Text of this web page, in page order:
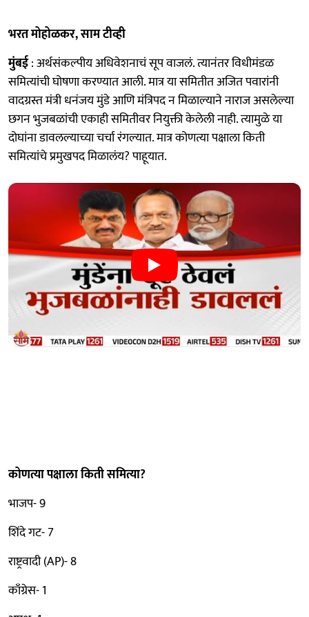
भरत मोहोळकर, साम टीव्ही
मुंबई: अर्थसंकल्पीय अधिवेशनाचं सूप वाजलं. त्यानंतर विधीमंडळ
समित्यांची घोषणा करण्यात आली. मात्र या समितीत अजित पवारांनी
वादग्रस्त मंत्री धनंजय मुंडे आणि मंत्रिपद न मिळाल्याने नाराज असलेल्या
छगन भुजबळांची एकाही समितीवर नियुक्ती केलेली नाही. त्यामुळे या
दोघांना डावलल्याच्या चर्चा रंगल्यात. मात्र कोणत्या पक्षाला किती
समित्यांचे प्रमुखपद मिळालंय? पाहूयात.
कोणत्या पक्षाला किती समित्या?
भाजप- 9
शिंदे गट- 7
राष्ट्रवादी (AP)- 8
काँग्रेस- 1